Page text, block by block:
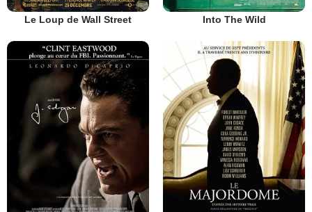
Le Loup de Wall Street Into The Wild